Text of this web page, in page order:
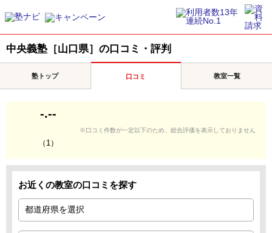
中央義塾［山口県］の口コミ・評判
塾トップ 口コミ 教室一覧
-.--
（1）
※口コミ件数が一定以下のため、総合評価を表示しておりません
お近くの教室の口コミを探す